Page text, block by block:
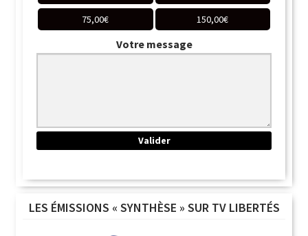
75,00€ 150,00€
Votre message
LES ÉMISSIONS « SYNTHÈSE » SUR TV LIBERTÉS